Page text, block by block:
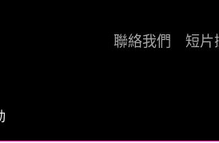
聯絡我們 短片